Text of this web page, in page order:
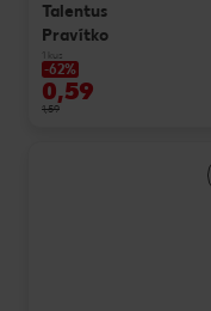
Talentus
Pravítko
1 kus
-62%
0,59
1,59